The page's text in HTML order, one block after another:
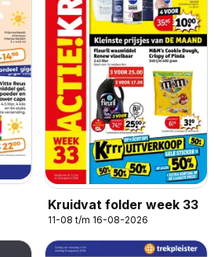
Kruidvat folder week 33
11-08 t/m 16-08-2026